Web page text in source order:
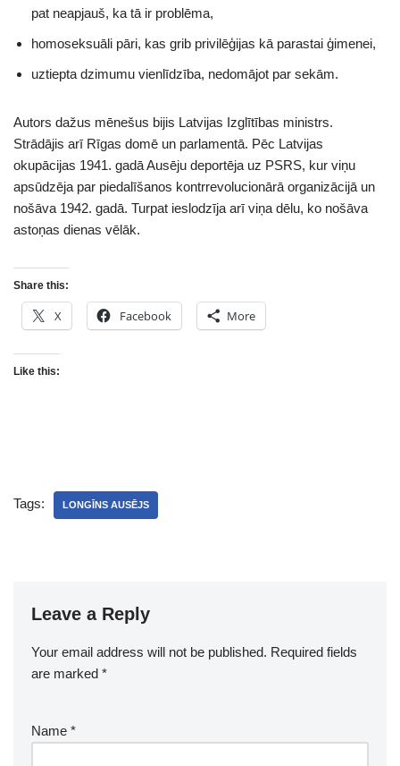
pat neapjauš, ka tā ir problēma,
homoseksuāli pāri, kas grib privilēģijas kā parastai ģimenei,
uztiepta dzimumu vienlīdzība, nedomājot par sekām.
Autors dažus mēnešus bijis Latvijas Izglītības ministrs.
Strādājis arī Rīgas domē un parlamentā. Pēc Latvijas
okupācijas 1941. gadā Ausēju deportēja uz PSRS, kur viņu
apsūdzēja par piedalīšanos kontrrevolucionārā organizācijā un
nošāva 1942. gadā. Turpat ieslodzīja arī viņa dēlu, ko nošāva
astoņas dienas vēlāk.
Share this:
X Facebook More
Like this:
Tags: LONGĪNS AUSĒJS
Leave a Reply
Your email address will not be published. Required fields
are marked *
Name *